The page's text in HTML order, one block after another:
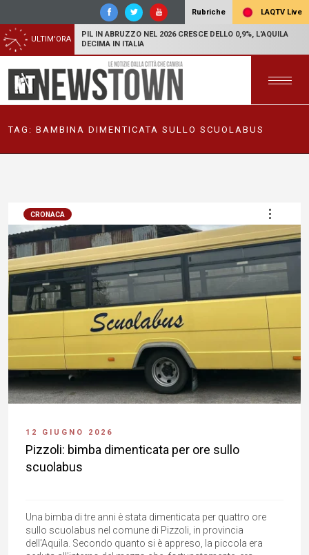
Rubriche LAQTV Live
ULTIM'ORA
PIL IN ABRUZZO NEL 2026 CRESCE DELLO 0,9%, L'AQUILA
DECIMA IN ITALIA
TAG: BAMBINA DIMENTICATA SULLO SCUOLABUS
CRONACA
12 GIUGNO 2026
Pizzoli: bimba dimenticata per ore sullo
scuolabus
Una bimba di tre anni è stata dimenticata per quattro ore
sullo scuolabus nel comune di Pizzoli, in provincia
dell'Aquila. Secondo quanto si è appreso, la piccola era